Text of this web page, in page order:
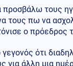
προσβάλω τους
τους πω να
ο πρόεδρος
ότι
για άλλη μια